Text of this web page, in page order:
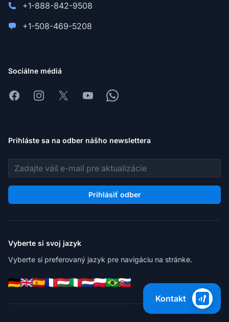
+1-888-842-9508
+1-508-469-5208
Sociálne médiá
FacebookInstagram
X YoutubeWhatsapp
Prihláste sa na odber nášho newslettera
E-mailová adresa
Prihlásiť odber
Vyberte si svoj jazyk
Vyberte si preferovaný jazyk pre navigáciu na stránke.
Kontakt